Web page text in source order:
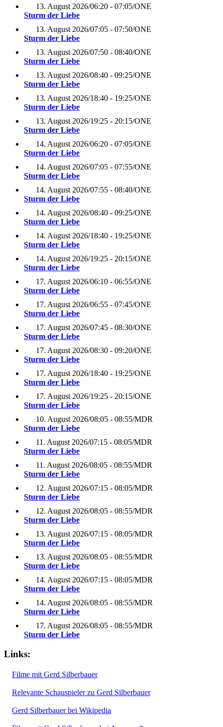
13. August 2026/06:20 - 07:05/ONE
Sturm der Liebe
13. August 2026/07:05 - 07:50/ONE
Sturm der Liebe
13. August 2026/07:50 - 08:40/ONE
Sturm der Liebe
13. August 2026/08:40 - 09:25/ONE
Sturm der Liebe
13. August 2026/18:40 - 19:25/ONE
Sturm der Liebe
13. August 2026/19:25 - 20:15/ONE
Sturm der Liebe
14. August 2026/06:20 - 07:05/ONE
Sturm der Liebe
14. August 2026/07:05 - 07:55/ONE
Sturm der Liebe
14. August 2026/07:55 - 08:40/ONE
Sturm der Liebe
14. August 2026/08:40 - 09:25/ONE
Sturm der Liebe
14. August 2026/18:40 - 19:25/ONE
Sturm der Liebe
14. August 2026/19:25 - 20:15/ONE
Sturm der Liebe
17. August 2026/06:10 - 06:55/ONE
Sturm der Liebe
17. August 2026/06:55 - 07:45/ONE
Sturm der Liebe
17. August 2026/07:45 - 08:30/ONE
Sturm der Liebe
17. August 2026/08:30 - 09:20/ONE
Sturm der Liebe
17. August 2026/18:40 - 19:25/ONE
Sturm der Liebe
17. August 2026/19:25 - 20:15/ONE
Sturm der Liebe
10. August 2026/08:05 - 08:55/MDR
Sturm der Liebe
11. August 2026/07:15 - 08:05/MDR
Sturm der Liebe
11. August 2026/08:05 - 08:55/MDR
Sturm der Liebe
12. August 2026/07:15 - 08:05/MDR
Sturm der Liebe
12. August 2026/08:05 - 08:55/MDR
Sturm der Liebe
13. August 2026/07:15 - 08:05/MDR
Sturm der Liebe
13. August 2026/08:05 - 08:55/MDR
Sturm der Liebe
14. August 2026/07:15 - 08:05/MDR
Sturm der Liebe
14. August 2026/08:05 - 08:55/MDR
Sturm der Liebe
17. August 2026/08:05 - 08:55/MDR
Sturm der Liebe
Links:
Filme mit Gerd Silberbauer
Relevante Schauspieler zu Gerd Silberbauer
Gerd Silberbauer bei Wikipedia